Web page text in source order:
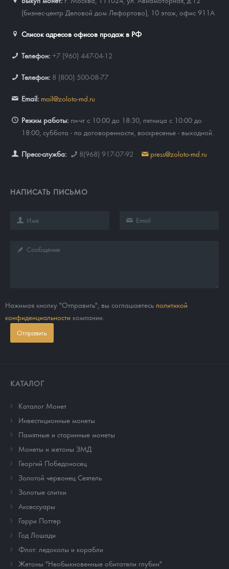
(бизнес-центр Деловой дом Лефортово), 10 этаж, офис 911А
Список адресов офисов продаж в РФ
Телефон: +7 (960) 447-04-12
Телефон: 8 (800) 500-08-77
Email: mail@zoloto-md.ru
Режим работы: пн-чт с 10:00 до 18:30, пятница с 10:00 до
18:00, суббота - по договоренности, воскресенье - выходной.
Пресс-служба: 8(968) 917-07-92 press@zoloto-md.ru
НАПИСАТЬ ПИСЬМО
Нажимая кнопку "Отправить", вы соглашаетесь политикой
конфиденциальности компании.
Отправить
КАТАЛОГ
Каталог Монет
Инвестиционные монеты
Памятные и старинные монеты
Монеты и жетоны ЗМД
Георгий Победоносец
Золотой червонец Сеятель
Золотые слитки
Аксессуары
Гарри Поттер
Год Лошади
Флот: ледоколы и корабли
Жетоны "Необыкновенные обитатели глубин"